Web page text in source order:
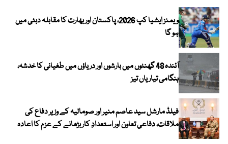
ویمنز ایشیا کپ 2026، پاکستان اور بھارت کا مقابلہ دبئی میں
ہو گا
آئندہ 48 گھنٹوں میں بارشوں اور دریاؤں میں طغیانی کا خدشہ،
ہنگامی تیاریاں تیز
فیلڈ مارشل سید عاصم منیر اور صومالیہ کے وزیر دفاع کی
ملاقات، دفاعی تعاون اور استعدادِ کار بڑھانے کے عزم کا اعادہ